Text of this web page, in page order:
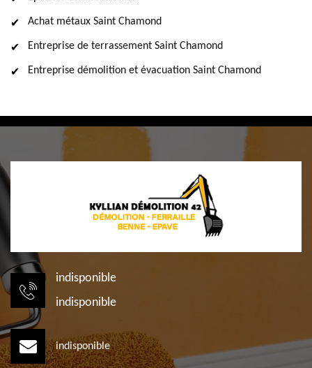
Achat métaux Saint Chamond
Entreprise de terrassement Saint Chamond
Entreprise démolition et évacuation Saint Chamond
indisponible
indisponible
indisponible